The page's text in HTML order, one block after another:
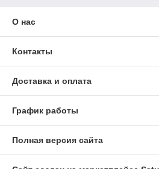
О нас
Контакты
Доставка и оплата
График работы
Полная версия сайта